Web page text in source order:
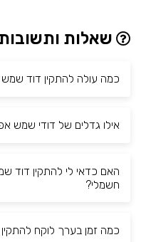
שאלות
כמה עולה להתקין דוד שמש
אילו גדלים של דודי שמש
האם כדאי לי להתקין דוד
חשמלי?
כמה זמן בערך לוקח